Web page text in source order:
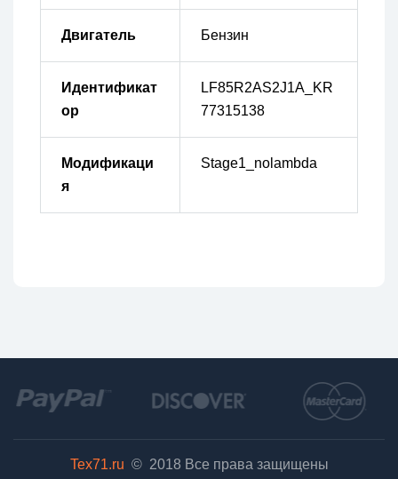
Двигатель Бензин
Идентификат
ор
LF85R2AS2J1A_KR
77315138
Модификаци
я
Stage1_nolambda
Tex71.ru © 2018 Все права защищены